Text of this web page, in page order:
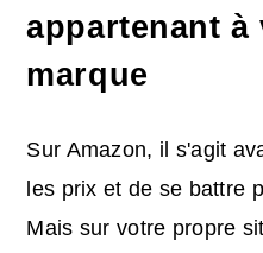
appartenant à
marque
Sur Amazon, il s'agit
les prix et de se battre
Mais sur votre propre